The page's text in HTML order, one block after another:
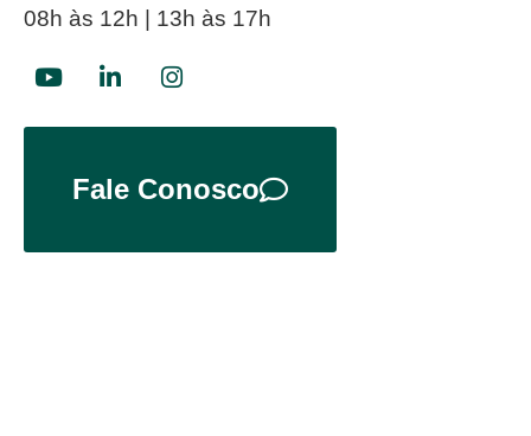
08h às 12h | 13h às 17h
Fale Conosco